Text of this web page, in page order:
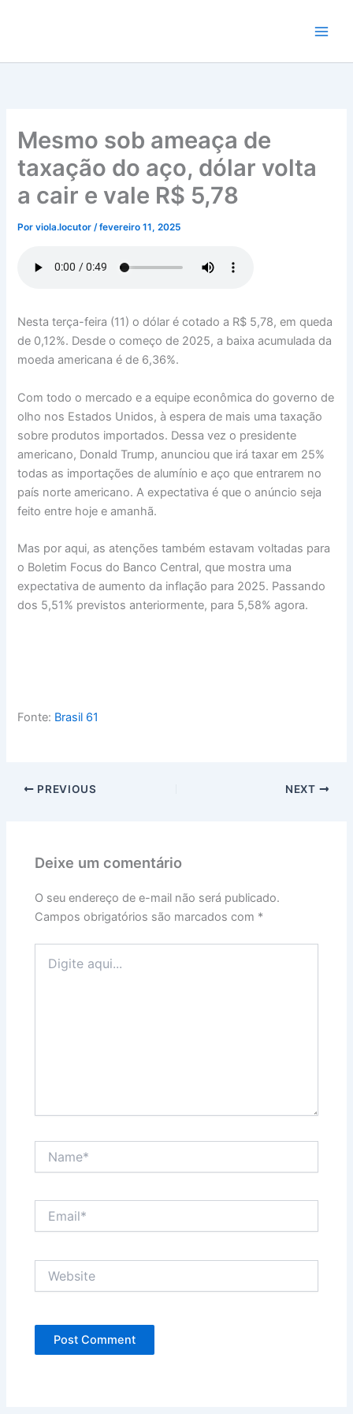
conteúdo
Mesmo sob ameaça de
taxação do aço, dólar volta
a cair e vale R$ 5,78
Porviola.locutor/fevereiro 11, 2025
Nesta terça-feira (11) o dólar é cotado a R$ 5,78, em queda
de 0,12%. Desde o começo de 2025, a baixa acumulada da
moeda americana é de 6,36%.
Com todo o mercado e a equipe econômica do governo de
olho nos Estados Unidos, à espera de mais uma taxação
sobre produtos importados. Dessa vez o presidente
americano, Donald Trump, anunciou que irá taxar em 25%
todas as importações de alumínio e aço que entrarem no
país norte americano. A expectativa é que o anúncio seja
feito entre hoje e amanhã.
Mas por aqui, as atenções também estavam voltadas para
o Boletim Focus do Banco Central, que mostra uma
expectativa de aumento da inflação para 2025. Passando
dos 5,51% previstos anteriormente, para 5,58% agora.
Fonte: Brasil 61
PREVIOUS NEXT
Deixe um comentário
O seu endereço de e-mail não será publicado.
Campos obrigatórios são marcados com *
aqui...